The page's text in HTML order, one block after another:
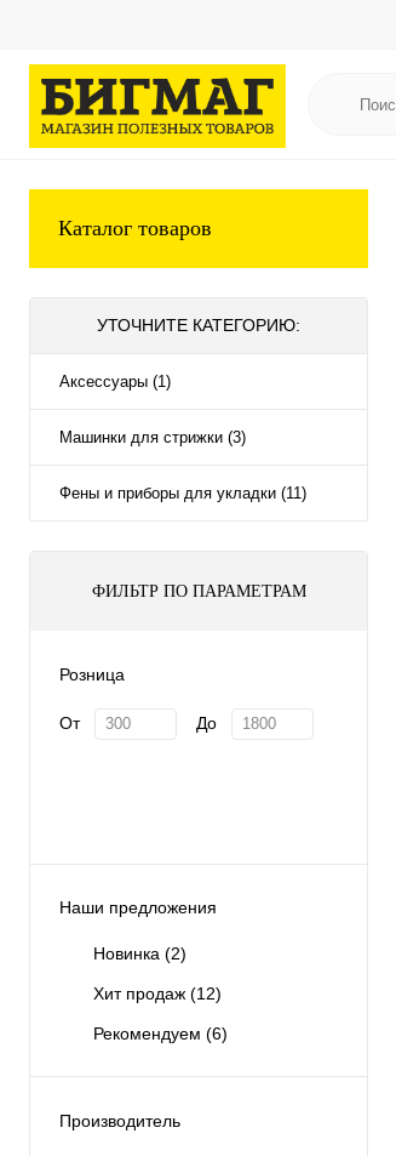
Каталог товаров
УТОЧНИТЕ КАТЕГОРИЮ:
Аксессуары (1)
Машинки для стрижки (3)
Фены и приборы для укладки (11)
ФИЛЬТР ПО ПАРАМЕТРАМ
Розница
От До
Наши предложения
Новинка (2)
Хит продаж (12)
Рекомендуем (6)
Производитель